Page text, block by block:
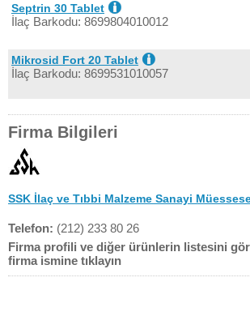
Septrin 30 Tablet
İlaç Barkodu: 8699804010012
Mikrosid Fort 20 Tablet
İlaç Barkodu: 8699531010057
Firma Bilgileri
SSK İlaç ve Tıbbi Malzeme Sanayi
Telefon: (212) 233 80 26
Firma profili ve diğer ürünlerin listesini
firma ismine tıklayın